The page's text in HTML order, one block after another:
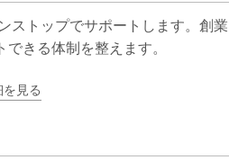
ストップでサポートします。創業
きる体制を整えます。
見る